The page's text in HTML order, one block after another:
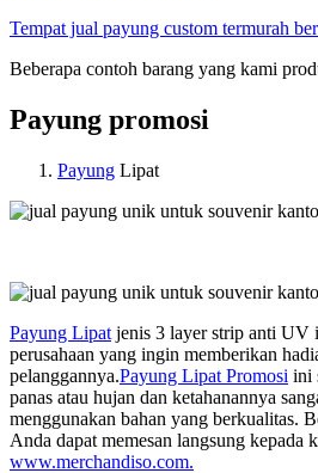
Tempat jual payung custom termurah
Beberapa contoh barang yang kami
Payung promosi
Payung Lipat
Payung Lipat jenis 3 layer strip anti UV
perusahaan yang ingin memberikan
pelanggannya.Payung Lipat Promosi ini
panas atau hujan dan ketahanannya
menggunakan bahan yang berkualitas.
Anda dapat memesan langsung kepada
www.merchandiso.com.